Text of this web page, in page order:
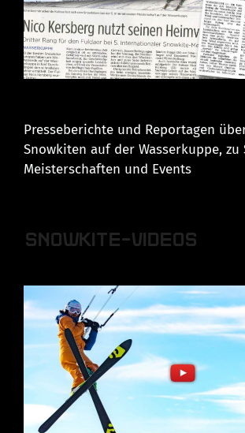
Presseberichte und Reportagen
Snowkiten auf der Wasserkuppe, zu
Meisterschaften und Events
SNOWKITE-VIDEOS